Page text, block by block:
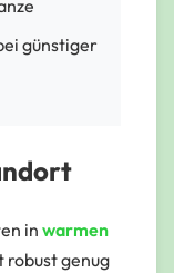
günstiger
in warmen
robust genug